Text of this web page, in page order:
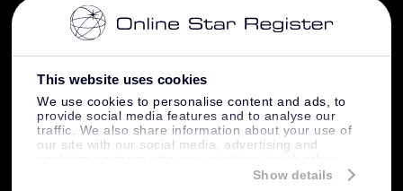
This website uses cookies
We use cookies to personalise content and ads, to
provide social media features and to analyse our
traffic. We also share information about your use of
our site with our social media, advertising and
information that you’ve provided to them or that
Show details